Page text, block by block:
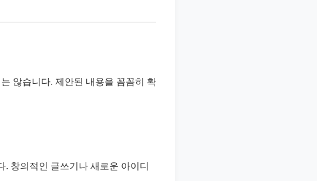
않습니다. 제안된 내용을 꼼꼼히 확
창의적인 글쓰기나 새로운 아이디